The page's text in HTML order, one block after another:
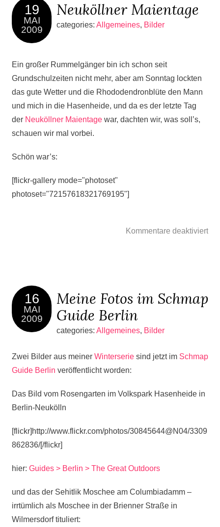
19
MAI
2009
Neuköllner Maientage
categories: Allgemeines, Bilder
Ein großer Rummelgänger bin ich schon seit
Grundschulzeiten nicht mehr, aber am Sonntag lockten
das gute Wetter und die Rhododendronblüte den Mann
und mich in die Hasenheide, und da es der letzte Tag
der Neuköllner Maientage war, dachten wir, was soll’s,
schauen wir mal vorbei.
Schön war’s:
[flickr-gallery mode="photoset"
photoset="72157618321769195"]
Kommentare deaktiviert
16
MAI
2009
Meine Fotos im Schmap
Guide Berlin
categories: Allgemeines, Bilder
Zwei Bilder aus meiner Winterserie sind jetzt im Schmap
Guide Berlin veröffentlicht worden:
Das Bild vom Rosengarten im Volkspark Hasenheide in
Berlin-Neukölln
[flickr]http://www.flickr.com/photos/30845644@N04/3309
862836/[/flickr]
hier: Guides > Berlin > The Great Outdoors
und das der Sehitlik Moschee am Columbiadamm –
irrtümlich als Moschee in der Brienner Straße in
Wilmersdorf tituliert: